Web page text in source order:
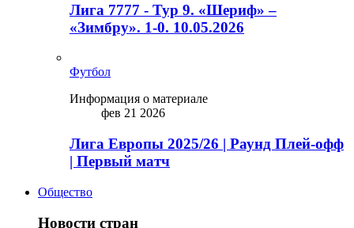
Лига 7777 - Тур 9. «Шериф» –
«Зимбру». 1-0. 10.05.2026
Футбол
Информация о материале
фев 21 2026
Лига Европы 2025/26 | Раунд Плей-офф
| Первый матч
Общество
Новости стран